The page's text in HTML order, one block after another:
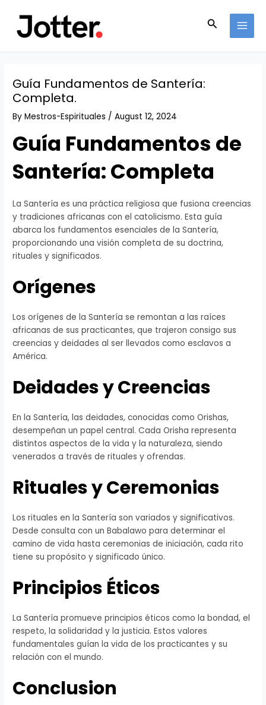
content
Search
Guía Fundamentos de Santería:
Completa.
ByMestros-Espirituales /August 12, 2024
Guía Fundamentos de
Santería: Completa
La Santería es una práctica religiosa que fusiona creencias
y tradiciones africanas con el catolicismo. Esta guía
abarca los fundamentos esenciales de la Santería,
proporcionando una visión completa de su doctrina,
rituales y significados.
Orígenes
Los orígenes de la Santería se remontan a las raíces
africanas de sus practicantes, que trajeron consigo sus
creencias y deidades al ser llevados como esclavos a
América.
Deidades y Creencias
En la Santería, las deidades, conocidas como Orishas,
desempeñan un papel central. Cada Orisha representa
distintos aspectos de la vida y la naturaleza, siendo
venerados a través de rituales y ofrendas.
Rituales y Ceremonias
Los rituales en la Santería son variados y significativos.
Desde consulta con un Babalawo para determinar el
camino de vida hasta ceremonias de iniciación, cada rito
tiene su propósito y significado único.
Principios Éticos
La Santería promueve principios éticos como la bondad, el
respeto, la solidaridad y la justicia. Estos valores
fundamentales guían la vida de los practicantes y su
relación con el mundo.
Conclusion
navigation